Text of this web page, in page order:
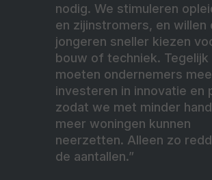
nodig. We stimuleren
en zijinstromers, en willen
jongeren sneller kiezen
bouw of techniek. Tegelijk
moeten ondernemers
investeren in innovatie en
zodat we met minder
meer woningen kunnen
neerzetten. Alleen zo
de aantallen.”